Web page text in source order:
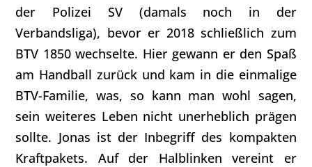
der Polizei SV (damals noch in der
Verbandsliga), bevor er 2018 schließlich zum
BTV 1850 wechselte. Hier gewann er den Spaß
am Handball zurück und kam in die einmalige
BTV-Familie, was, so kann man wohl sagen,
sein weiteres Leben nicht unerheblich prägen
sollte. Jonas ist der Inbegriff des kompakten
Kraftpakets. Auf der Halblinken vereint er